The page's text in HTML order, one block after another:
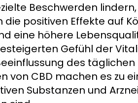
Beschwerden
positiven Effekte auf
eine höhere
Gefühl der
des täglichen
von CBD machen es zu
Substanzen und